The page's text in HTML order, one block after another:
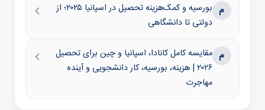
م
بورسیه و کمک‌هزینه تحصیل در اسپانیا ۲۰۲۵؛ از
دولتی تا دانشگاهی
م مقایسه کامل کانادا، اسپانیا و چین برای تحصیل
۲۰۲۶ | هزینه، بورسیه، کار دانشجویی و آینده
مهاجرت